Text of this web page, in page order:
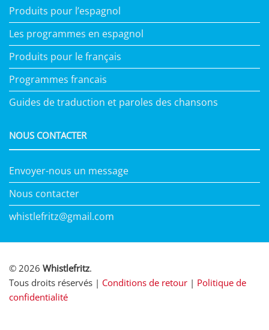
Produits pour l’espagnol
Les programmes en espagnol
Produits pour le français
Programmes francais
Guides de traduction et paroles des chansons
NOUS CONTACTER
Envoyer-nous un message
Nous contacter
whistlefritz@gmail.com
© 2026 Whistlefritz.
Tous droits réservés | Conditions de retour | Politique de
confidentialité